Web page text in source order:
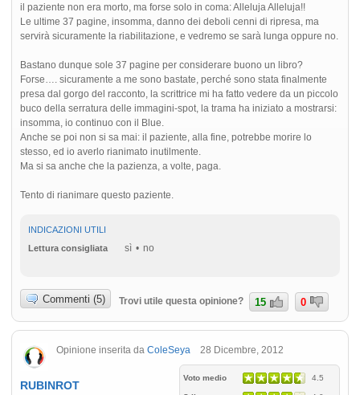
il paziente non era morto, ma forse solo in coma: Alleluja Alleluja!!
Le ultime 37 pagine, insomma, danno dei deboli cenni di ripresa, ma
servirà sicuramente la riabilitazione, e vedremo se sarà lunga oppure no.
Bastano dunque sole 37 pagine per considerare buono un libro?
Forse…. sicuramente a me sono bastate, perché sono stata finalmente
presa dal gorgo del racconto, la scrittrice mi ha fatto vedere da un piccolo
buco della serratura delle immagini-spot, la trama ha iniziato a mostrarsi:
insomma, io continuo con il Blue.
Anche se poi non si sa mai: il paziente, alla fine, potrebbe morire lo
stesso, ed io averlo rianimato inutilmente.
Ma si sa anche che la pazienza, a volte, paga.
Tento di rianimare questo paziente.
INDICAZIONI UTILI
Lettura consigliata
sì no
Commenti (5) Trovi utile questa opinione? 15 0
Opinione inserita da ColeSeya 28 Dicembre, 2012
Voto medio 4.5
RUBINROT